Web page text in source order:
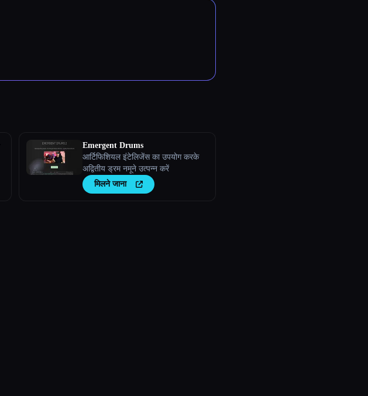
Emergent Drums
आर्टिफिशियल इंटेलिजेंस का उपयोग करके
अद्वितीय ड्रम नमूने उत्पन्न करें
मिलने जाना